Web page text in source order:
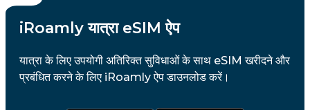
iRoamly यात्रा eSIM ऐप
यात्रा के लिए उपयोगी अतिरिक्त सुविधाओं के साथ eSIM खरीदने और
प्रबंधित करने के लिए iRoamly ऐप डाउनलोड करें।